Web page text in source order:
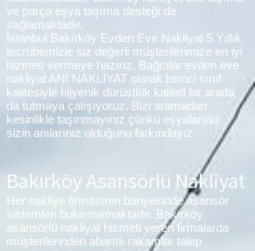
ve parça eşya taşıma desteği de
sağlamaktadır.
İstanbul Bakırköy Evden Eve Nakliyat 5 Yıllık
tecrübemizle siz değerli müşterilerimize en iyi
hizmeti vermeye hazırız. Bağcılar evden eve
nakliyat ANI NAKLİYAT olarak birinci sınıf
kalitesiyle hijyenik dürüstlük kaliteli bir arada
da tutmaya çalışıyoruz. Bizi aramadan
kesinlikle taşınmayınız çünkü eşyalarınız
sizin anılarınız olduğunu farkındayız.
Bakırköy Asansörlü Nakliyat
Her nakliye firmasının bünyesinde asansör
sistemleri bulunmamaktadır. Bakırköy
asansörlü nakliyat hizmeti veren firmalarda
müşterilerinden abartılı rakamlar talep